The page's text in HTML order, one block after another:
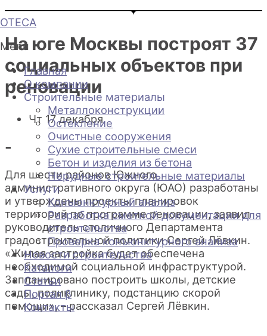
Перейти
к
содержимому
OTECA
Menu
Главная
О компании
Строительные материалы
Металлоконструкции
Остекление
Очистные сооружения
Сухие строительные смеси
Бетон и изделия из бетона
Нерудные строительные материалы
Услуги
Конъюнктурный анализ
Разработка сметной документации для
строительства
Проверка конъюнктурного анализа
Новости строительства
Каталоги
Статьи
Портал β
Контакты
На юге Москвы построят 37
социальных объектов при
реновации
Чт 17 декабря
-
Для шести районов Южного
административного округа (ЮАО) разработаны
и утверждены проекты планировок
территорий по программе реновации, заявил
руководитель столичного Департамента
градостроительной политики Сергей Лёвкин.
«Жилая застройка будет обеспечена
необходимой социальной инфраструктурой.
Запланировано построить школы, детские
сады, поликлинику, подстанцию скорой
помощи», – рассказал Сергей Лёвкин.